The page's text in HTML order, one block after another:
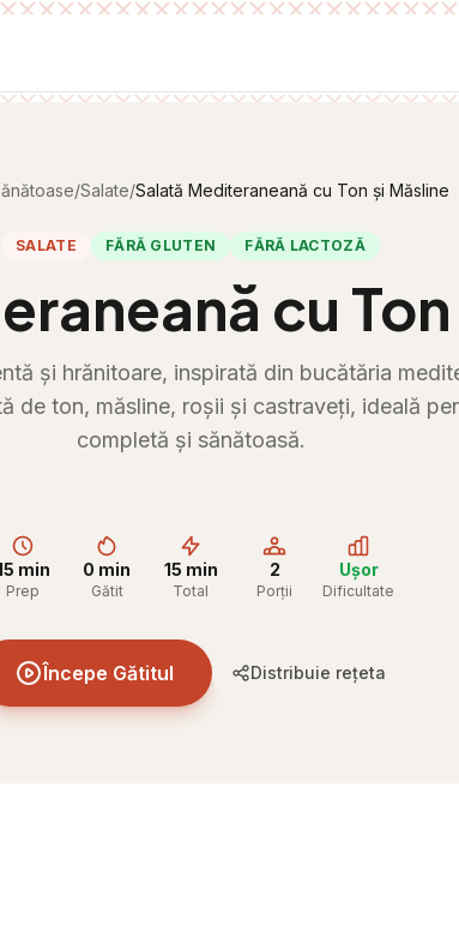
/Salate/Salată Mediteraneană cu Ton și Măsline
SALATE FĂRĂ GLUTEN FĂRĂ LACTOZĂ
cu
și hrănitoare, inspirată din bucătăria
de ton, măsline, roșii și castraveți, ideală
completă și sănătoasă.
min
Prep
0 min
Gătit
15 min
Total
2
Porții
Ușor
Dificultate
Începe Gătitul Distribuie rețeta